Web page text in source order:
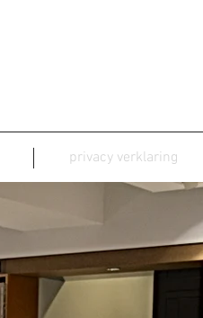
privacy verklaring